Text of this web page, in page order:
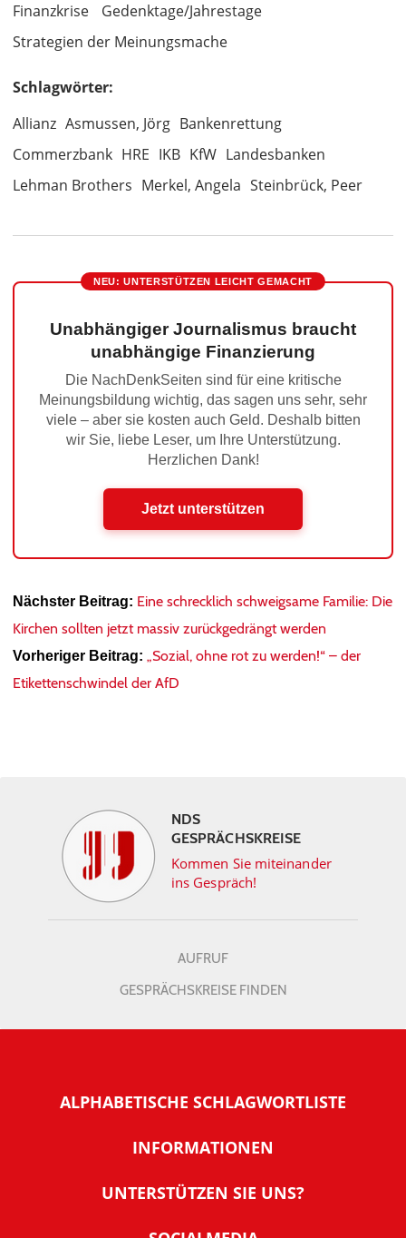
Finanzkrise
Gedenktage/Jahrestage
Strategien der Meinungsmache
Schlagwörter:
Allianz Asmussen, Jörg Bankenrettung
Commerzbank HRE IKB KfW Landesbanken
Lehman Brothers Merkel, Angela Steinbrück, Peer
NEU: UNTERSTÜTZEN LEICHT GEMACHT
Unabhängiger Journalismus braucht
unabhängige Finanzierung
Die NachDenkSeiten sind für eine kritische
Meinungsbildung wichtig, das sagen uns sehr, sehr
viele – aber sie kosten auch Geld. Deshalb bitten
wir Sie, liebe Leser, um Ihre Unterstützung.
Herzlichen Dank!
Jetzt unterstützen
Nächster Beitrag: Eine schrecklich schweigsame Familie: Die
Kirchen sollten jetzt massiv zurückgedrängt werden
Vorheriger Beitrag: „Sozial, ohne rot zu werden!“ – der
Etikettenschwindel der AfD
NDS
GESPRÄCHSKREISE
Kommen Sie miteinander
ins Gespräch!
AUFRUF
GESPRÄCHSKREISE FINDEN
ALPHABETISCHE SCHLAGWORTLISTE
INFORMATIONEN
Warum NachDenkSeiten
UNTERSTÜTZEN SIE UNS?